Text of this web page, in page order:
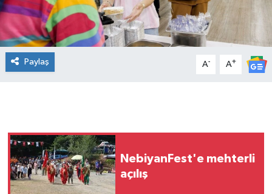
Paylaş A- A+
NebiyanFest'e mehterli
açılış